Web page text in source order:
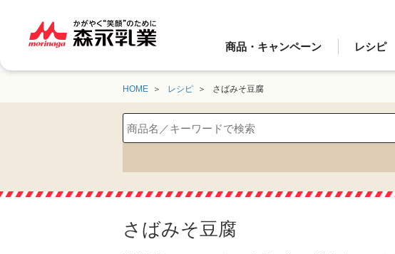
商品・キャンペーン レシピ
HOME レシピ さばみそ豆腐
さばみそ豆腐